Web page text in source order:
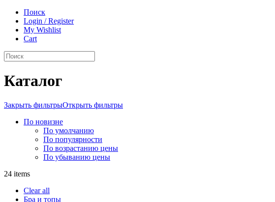
Поиск
Login / Register
My Wishlist
Cart
Каталог
Закрыть фильтрыОткрыть фильтры
По новизне
По умолчанию
По популярности
По возрастанию цены
По убыванию цены
24 items
Clear all
Бра и топы